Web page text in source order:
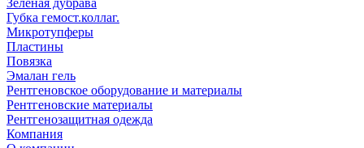
Зелёная дубрава
Губка гемост.коллаг.
Микротупферы
Пластины
Повязка
Эмалан гель
Рентгеновское оборудование и материалы
Рентгеновские материалы
Рентгенозащитная одежда
Компания